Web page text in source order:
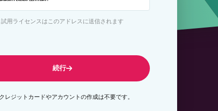
試用ライセンスはこのアドレスに送信されます
続行
レジットカードやアカウントの作成は不要です。